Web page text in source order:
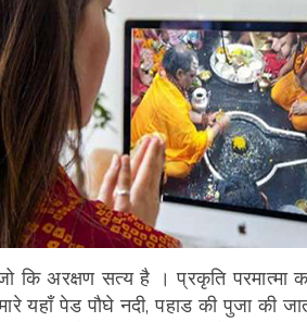
जो कि अरक्षण सत्य है । प्रकृति
यहाँ पेड पौघे नदी, पहाड की पुजा की